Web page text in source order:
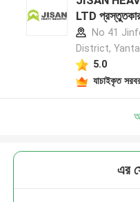
LTD
No 41
District,
5.0
যাচাইকৃত
এর